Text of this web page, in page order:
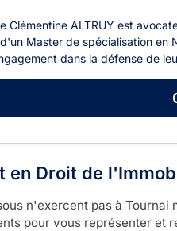
Clémentine ALTRUY est
Master de spécialisation en
dans la défense de
en Droit de
n'exercent pas à Tournai
pour vous représenter et